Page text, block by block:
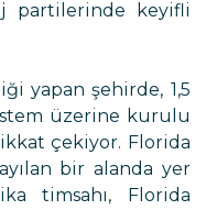
partilerinde keyifli
yapan şehirde, 1,5
üzerine kurulu
çekiyor. Florida
bir alanda yer
timsahı, Florida